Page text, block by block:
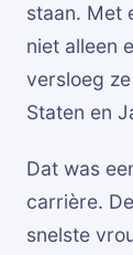
staan. Met
niet alleen
versloeg
Staten en
Dat was
carrière.
snelste